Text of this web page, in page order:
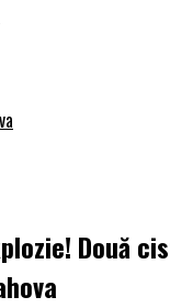
Două